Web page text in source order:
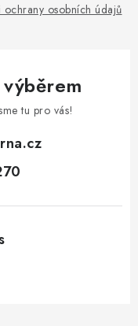
ochrany osobních údajů
tu pro vás!